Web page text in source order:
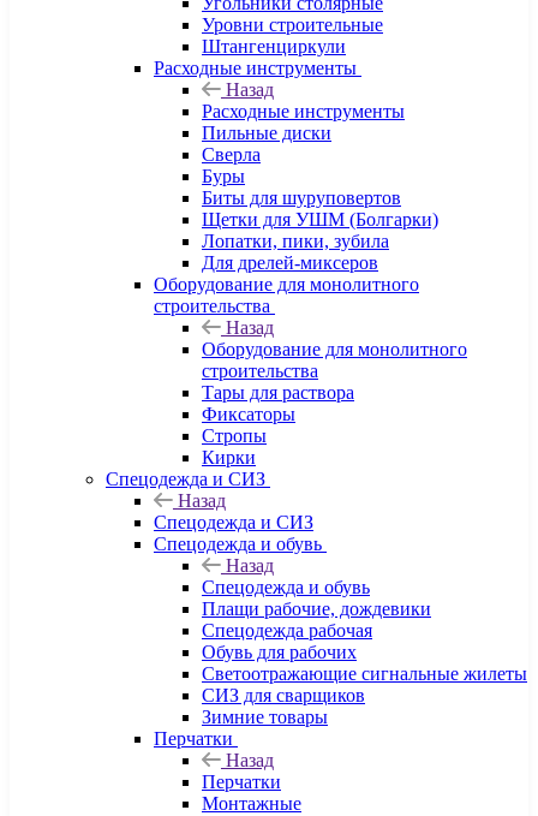
Уровни строительные
Штангенциркули
Расходные инструменты
Назад
Расходные инструменты
Пильные диски
Сверла
Буры
Биты для шуруповертов
Щетки для УШМ (Болгарки)
Лопатки, пики, зубила
Для дрелей-миксеров
Оборудование для монолитного
строительства
Назад
Оборудование для монолитного
строительства
Тары для раствора
Фиксаторы
Стропы
Кирки
Спецодежда и СИЗ
Назад
Спецодежда и СИЗ
Спецодежда и обувь
Назад
Спецодежда и обувь
Плащи рабочие, дождевики
Спецодежда рабочая
Обувь для рабочих
Светоотражающие сигнальные жилеты
СИЗ для сварщиков
Зимние товары
Перчатки
Назад
Перчатки
Монтажные